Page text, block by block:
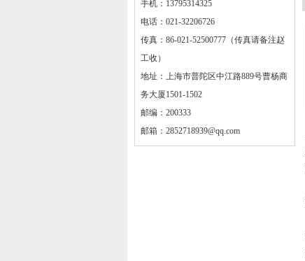
手机：13795314325
电话：021-32206726
传真：86-021-52500777（传真请备注赵
工收）
地址：上海市普陀区中江路889号曹杨商
务大厦1501-1502
邮编：200333
邮箱： 2852718939@qq.com